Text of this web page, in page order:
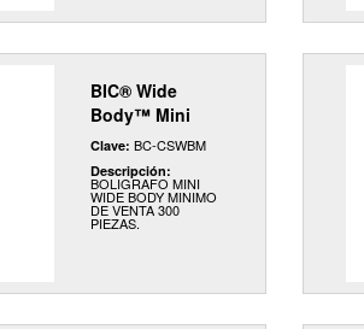
BIC® Wide
Body™ Mini
Clave: BC-CSWBM
Descripción:
BOLIGRAFO MINI
WIDE BODY MINIMO
DE VENTA 300
PIEZAS.